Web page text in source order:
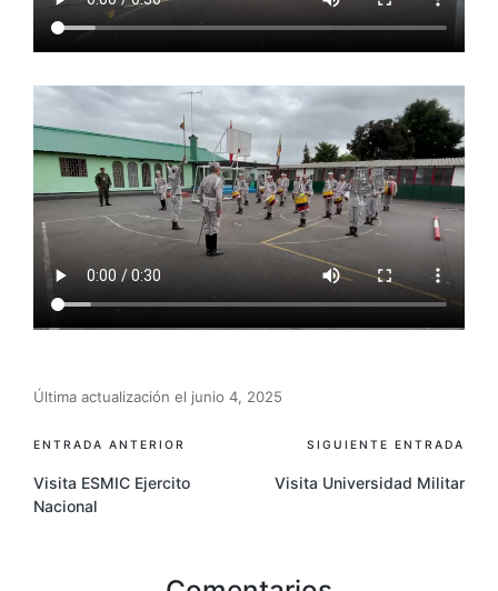
Última actualización el junio 4, 2025
ENTRADA ANTERIOR
Visita ESMIC Ejercito
Nacional
SIGUIENTE ENTRADA
Visita Universidad Militar